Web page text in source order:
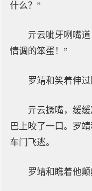
什么？”
亓云呲牙咧嘴
情调的笨蛋！”
罗靖和笑着伸
亓云撅嘴，缓
巴上咬了一口。罗
车门飞逃。
罗靖和瞧着他颠